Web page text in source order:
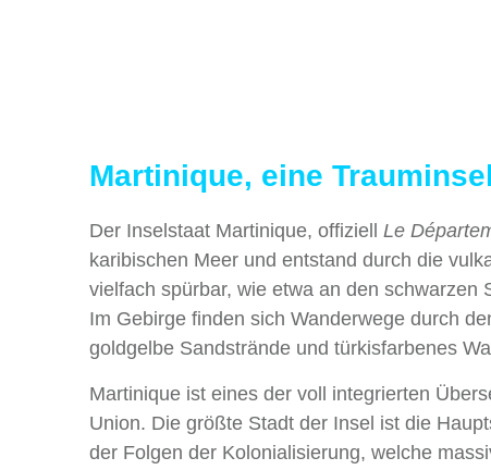
Martinique, eine
Der Inselstaat Martinique, offiziell Le
karibischen Meer und entstand durch die
vielfach spürbar, wie etwa an den schwarzen
Im Gebirge finden sich Wanderwege durch
goldgelbe Sandstrände und türkisfarbenes
Martinique ist eines der voll integrierten
Union. Die größte Stadt der Insel ist die
der Folgen der Kolonialisierung, welche